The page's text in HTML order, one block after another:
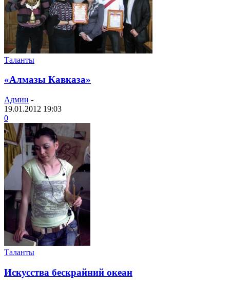
Таланты
«Алмазы Кавказа»
Админ -
19.01.2012 19:03
0
Таланты
Искусства бескрайний океан